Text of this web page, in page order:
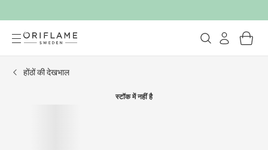
होंठों की देखभाल
स्टॉक में नहीं है